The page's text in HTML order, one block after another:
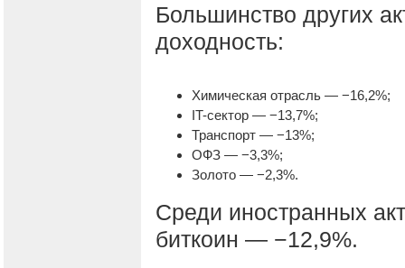
Большинство других
доходность:
Химическая отрасль — −16,2%;
IT-сектор — −13,7%;
Транспорт — −13%;
ОФЗ — −3,3%;
Золото — −2,3%.
Среди иностранных
биткоин — −12,9%.